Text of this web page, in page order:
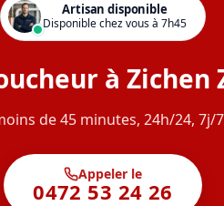
Artisan disponible
Disponible chez vous à 7h45
à Zichen
de 45 minutes, 24h/24, 7j/
Appeler le
0472 53 24 26